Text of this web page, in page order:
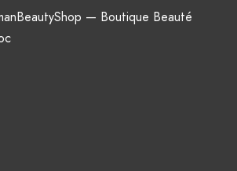
— Boutique Beauté